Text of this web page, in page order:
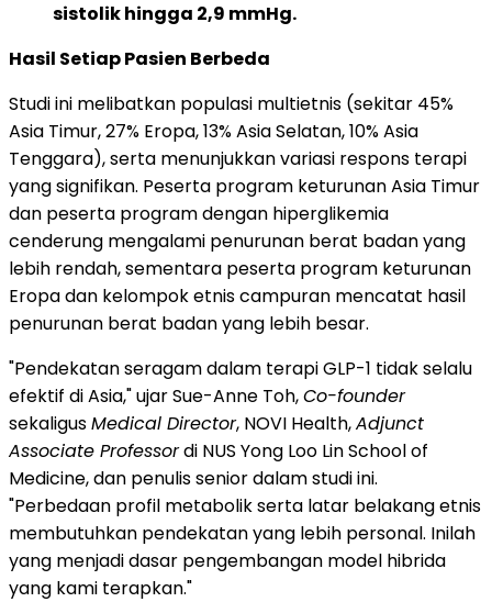
sistolik hingga 2,9 mmHg.
Hasil Setiap Pasien Berbeda
Studi ini melibatkan populasi multietnis (sekitar 45%
Asia Timur, 27% Eropa, 13% Asia Selatan, 10% Asia
Tenggara), serta menunjukkan variasi respons terapi
yang signifikan. Peserta program keturunan Asia Timur
dan peserta program dengan hiperglikemia
cenderung mengalami penurunan berat badan yang
lebih rendah, sementara peserta program keturunan
Eropa dan kelompok etnis campuran mencatat hasil
penurunan berat badan yang lebih besar.
"Pendekatan seragam dalam terapi GLP-1 tidak selalu
efektif di Asia," ujar Sue-Anne Toh,Co-founder
sekaligusMedical Director, NOVI Health,Adjunct
Associate Professordi NUS Yong Loo Lin School of
Medicine, dan penulis senior dalam studi ini.
"Perbedaan profil metabolik serta latar belakang etnis
membutuhkan pendekatan yang lebih personal. Inilah
yang menjadi dasar pengembangan model hibrida
yang kami terapkan."